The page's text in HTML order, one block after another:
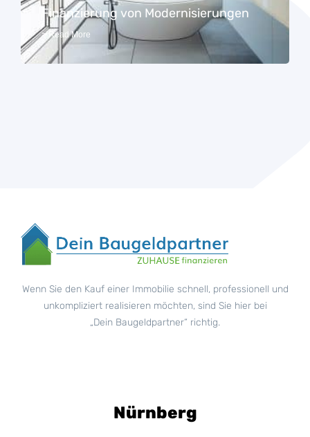
Finanzierung von Modernisierungen
> Read More
Wenn Sie den Kauf einer Immobilie schnell, professionell und
unkompliziert realisieren möchten, sind Sie hier bei
„Dein Baugeldpartner“ richtig.
Nürnberg